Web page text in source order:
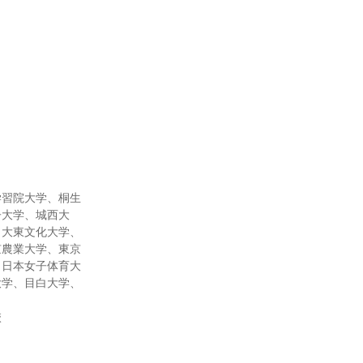
院大学、桐生
学、城西大
東文化大学、
業大学、東京
本女子体育大
、目白大学、